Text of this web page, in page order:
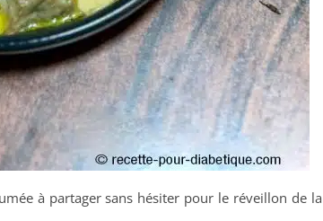
à partager sans hésiter pour le réveillon de la